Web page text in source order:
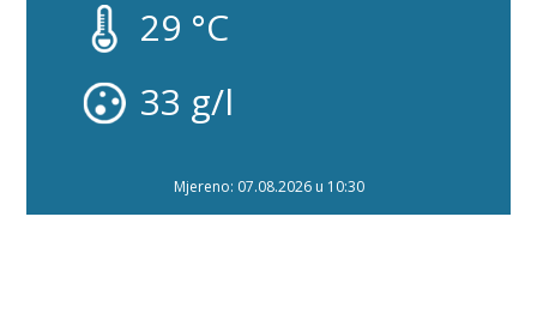
29 °C
33 g/l
Mjereno: 07.08.2026 u 10:30